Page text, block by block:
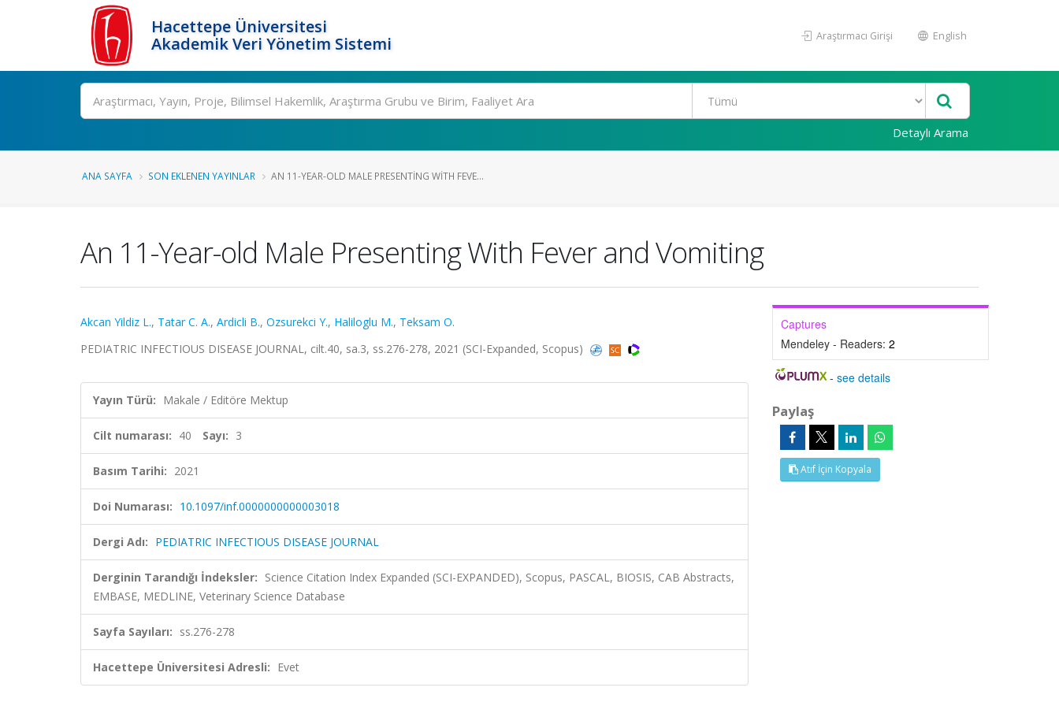
Hacettepe Üniversitesi
Akademik Veri Yönetim Sistemi
Araştırmacı Girişi English
Ara
Detaylı Arama
ANA SAYFA SON EKLENEN YAYINLAR AN 11-YEAR-OLD MALE PRESENTING WITH FEVE...
An 11-Year-old Male Presenting With Fever and Vomiting
Akcan Yildiz L., Tatar C. A., Ardicli B., Ozsurekci Y., Haliloglu M., Teksam O.
PEDIATRIC INFECTIOUS DISEASE JOURNAL, cilt.40, sa.3, ss.276-278, 2021 (SCI-Expanded, Scopus)
Yayın Türü: Makale / Editöre Mektup
Cilt numarası: 40 Sayı: 3
Basım Tarihi: 2021
Doi Numarası: 10.1097/inf.0000000000003018
Dergi Adı: PEDIATRIC INFECTIOUS DISEASE JOURNAL
Derginin Tarandığı İndeksler: Science Citation Index Expanded (SCI-EXPANDED), Scopus, PASCAL, BIOSIS, CAB Abstracts,
EMBASE, MEDLINE, Veterinary Science Database
Sayfa Sayıları: ss.276-278
Hacettepe Üniversitesi Adresli: Evet
Captures
Mendeley - Readers: 2
-see details
Paylaş
Atıf İçin Kopyala